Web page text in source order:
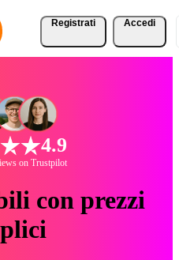
Registrati Accedi
4.9
on Trustpilot
con prezzi